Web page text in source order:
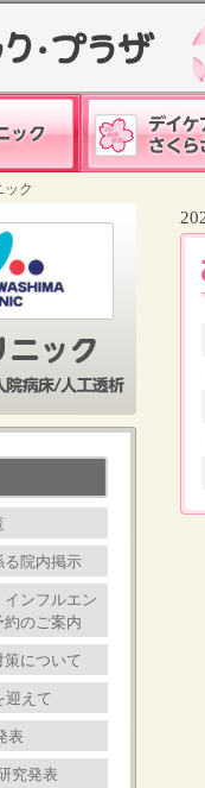
透析)
デイケアさく
リハビリ
ック
る院内掲示
ンフルエン
のご案内
策について
迎えて
表
究発表